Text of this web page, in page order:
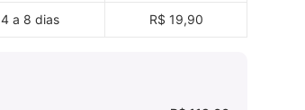
4 a 8 dias R$ 19,90